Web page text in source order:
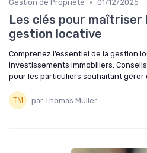
Gestion de Propriété 01/12/2025
Les clés pour maîtriser
gestion locative
Comprenez l’essentiel de la gestion
investissements immobiliers.
pour les particuliers souhaitant gérer
par Thomas Müller